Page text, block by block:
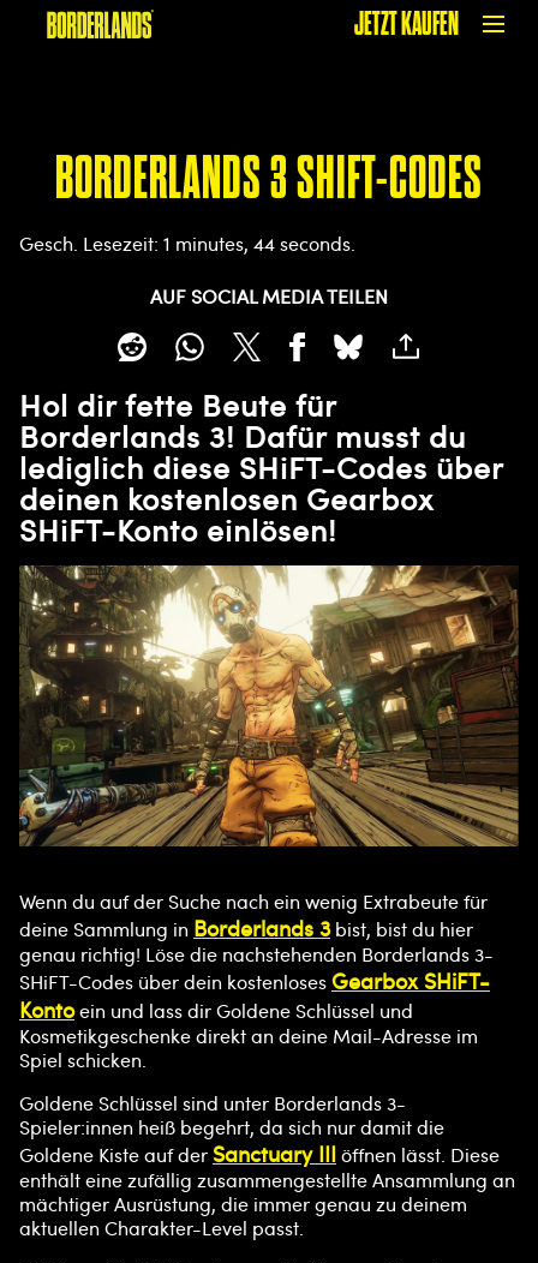
JETZT KAUFEN
BORDERLANDS 3 SHIFT-CODES
Gesch. Lesezeit 1 minutes, 44 seconds
AUF SOCIAL MEDIA TEILEN
Hol dir fette Beute für
Borderlands 3! Dafür musst du
lediglich diese SHiFT-Codes über
deinen kostenlosen Gearbox
SHiFT-Konto einlösen!
Wenn du auf der Suche nach ein wenig Extrabeute für
deine Sammlung in Borderlands 3bist, bist du hier
genau richtig! Löse die nachstehenden Borderlands 3-
SHiFT-Codes über dein kostenlosesGearbox SHiFT-
Kontoein und lass dir Goldene Schlüssel und
Kosmetikgeschenke direkt an deine Mail-Adresse im
Spiel schicken.
Goldene Schlüssel sind unter Borderlands 3-
Spieler:innen heiß begehrt, da sich nur damit die
Goldene Kiste auf der Sanctuary IIIöffnen lässt. Diese
enthält eine zufällig zusammengestellte Ansammlung an
mächtiger Ausrüstung, die immer genau zu deinem
aktuellen Charakter-Level passt.